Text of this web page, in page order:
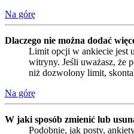
Na górę
Dlaczego nie można dodać
Limit opcji w ankiecie jest
witryny. Jeśli uważasz, że
niż dozwolony limit,
Na górę
W jaki sposób zmienić lub
Podobnie, jak posty,